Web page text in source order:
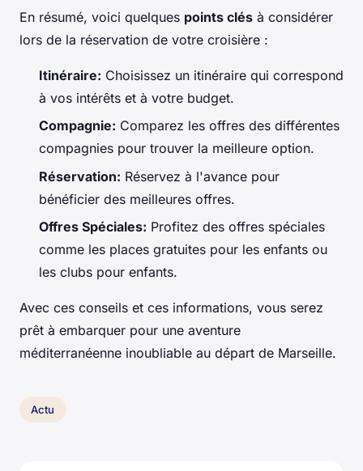
En résumé, voici quelques points clés à considérer
lors de la réservation de votre croisière :
Itinéraire: Choisissez un itinéraire qui correspond
à vos intérêts et à votre budget.
Compagnie: Comparez les offres des différentes
compagnies pour trouver la meilleure option.
Réservation: Réservez à l'avance pour
bénéficier des meilleures offres.
Offres Spéciales: Profitez des offres spéciales
comme les places gratuites pour les enfants ou
les clubs pour enfants.
Avec ces conseils et ces informations, vous serez
prêt à embarquer pour une aventure
méditerranéenne inoubliable au départ de Marseille.
Actu